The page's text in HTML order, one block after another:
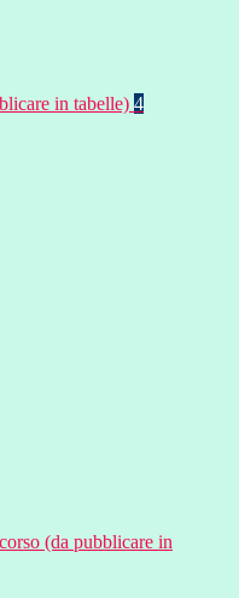
in tabelle) 4
(da pubblicare in